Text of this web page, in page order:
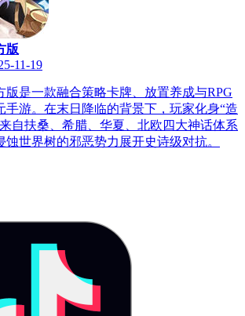
版
11-19
版是一款融合策略卡牌、放置养成与RPG
手游。在末日降临的背景下，玩家化身“造
自扶桑、希腊、华夏、北欧四大神话体系
蚀世界树的邪恶势力展开史诗级对抗。